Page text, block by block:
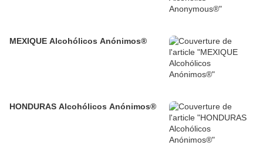
MEXIQUE Alcohólicos Anónimos®
HONDURAS Alcohólicos Anónimos®